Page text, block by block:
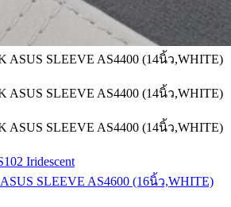
Iridescent
SLEEVE AS4600 (16นิ้ว,WHITE)